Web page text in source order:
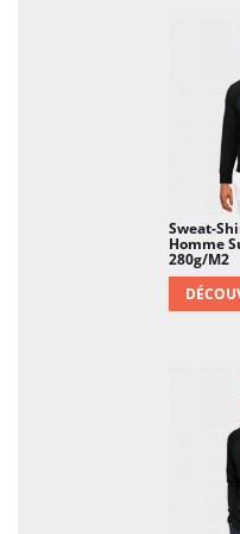
sorties
Chaleur et Confort
molleton gratté, ce
chaleur optimale
de confort élevé. Il
les journées plus
décontractées.
Entretien Facile: Le
douceur, sa
nombreux lavages,
Options de
une palette de
Sweat-
Homme
280g/m2